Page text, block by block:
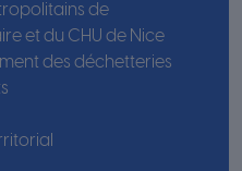
de
et du CHU de Nice
des déchetteries